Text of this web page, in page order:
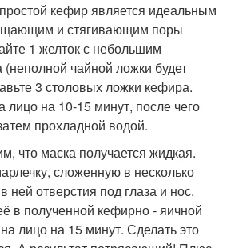
кефир является идеальным
и стягивающим поры
1 желток с небольшим
чайной ложки будет
3 столовых ложки кефира.
лицо на 10-15 минут, после чего
прохладной водой.
что маска получается жидкая.
сложенную в несколько
ней отверстия под глаза и нос.
в полученной кефирно - яичной
лицо на 15 минут. Сделать это